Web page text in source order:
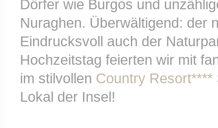
Dörfer wie Burgos und
Nuraghen. Überwältigend: der
Eindrucksvoll auch der
Hochzeitstag feierten wir mit
im stilvollen Country Resort****
Lokal der Insel!